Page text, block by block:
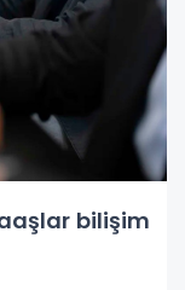
bilişim